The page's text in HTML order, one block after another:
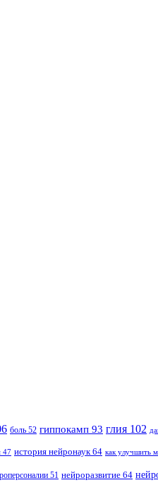
боль 52 гиппокамп 93 глия 102
47 история нейронаук 64 как улучшить
51 нейроразвитие 64